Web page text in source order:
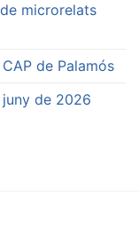
microrelats
de Palamós
de 2026